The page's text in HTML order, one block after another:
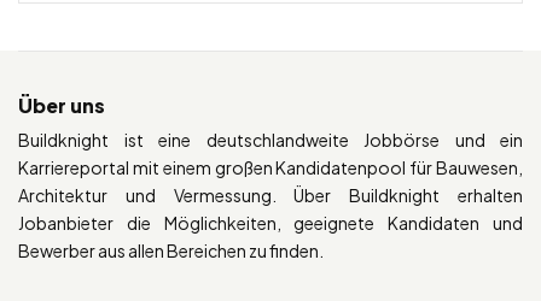
Über uns
Buildknight ist eine deutschlandweite Jobbörse und ein
Karriereportal mit einem großen Kandidatenpool für Bauwesen,
Architektur und Vermessung. Über Buildknight erhalten
Jobanbieter die Möglichkeiten, geeignete Kandidaten und
Bewerber aus allen Bereichen zu finden.